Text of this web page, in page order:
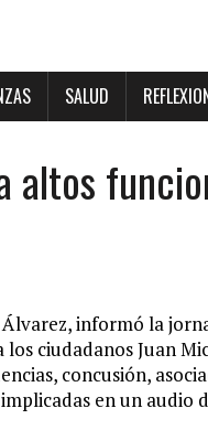
SALUD
altos
informó la
ciudadanos Juan
concusión,
en un audio